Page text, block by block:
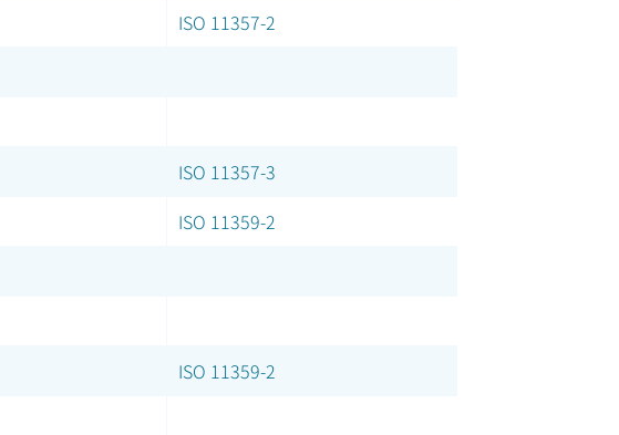
ISO 11357-2
ISO 11357-3
ISO 11359-2
ISO 11359-2